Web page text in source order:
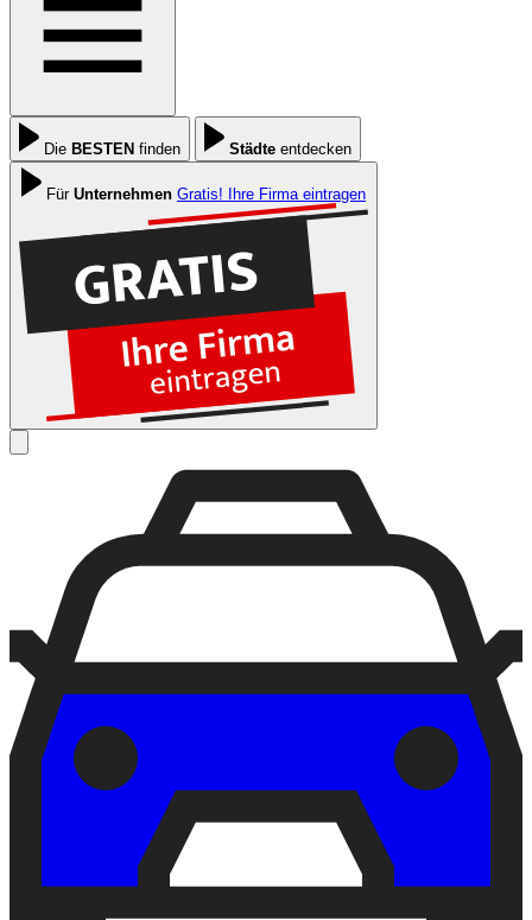
Die BESTEN finden Städte entdecken
Für Unternehmen Gratis! Ihre Firma eintragen